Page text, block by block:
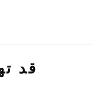
قد